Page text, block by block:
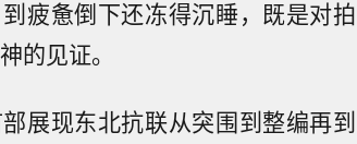
疲惫倒下还冻得沉睡，既是对
的见证。
部展现东北抗联从突围到整编再